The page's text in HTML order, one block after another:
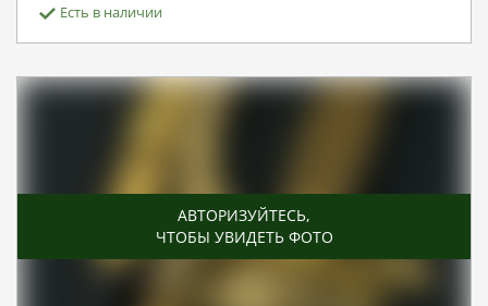
Есть в наличии
АВТОРИЗУЙТЕСЬ,
ЧТОБЫ УВИДЕТЬ ФОТО